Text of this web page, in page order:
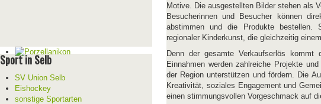
Sport in Selb
SV Union Selb
Eishockey
sonstige Sportarten
Motive. Die ausgestellten Bilder stehen als
Besucherinnen und Besucher können
abstimmen und die Produkte bestellen.
regionaler Kinderkunst, die gleichzeitig
Denn der gesamte Verkaufserlös kommt
Einnahmen werden zahlreiche Projekte
der Region unterstützen und fördern. Die
Kreativität, soziales Engagement und
einen stimmungsvollen Vorgeschmack auf